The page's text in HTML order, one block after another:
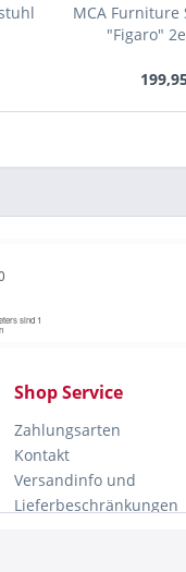
MCA Furniture
"Figaro"
Shop Service
Zahlungsarten
Kontakt
Versandinfo und
Lieferbeschränkungen